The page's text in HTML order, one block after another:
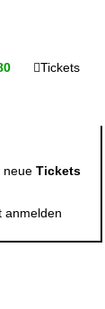
Tickets
neue Tickets
anmelden